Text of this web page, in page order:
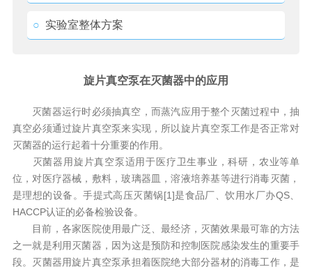
○ 实验室整体方案
旋片真空泵在灭菌器中的应用
灭菌器运行时必须抽真空，而蒸汽应用于整个灭菌过程中，抽
真空必须通过旋片真空泵来实现，所以旋片真空泵工作是否正常对
灭菌器的运行起着十分重要的作用。
灭菌器用旋片真空泵适用于医疗卫生事业，科研，农业等单
位，对医疗器械，敷料，玻璃器皿，溶液培养基等进行消毒灭菌，
是理想的设备。手提式高压灭菌锅[1]是食品厂、饮用水厂办QS、
HACCP认证的必备检验设备。
目前，各家医院使用最广泛、最经济，灭菌效果最可靠的方法
之一就是利用灭菌器，因为这是预防和控制医院感染发生的重要手
段。灭菌器用旋片真空泵承担着医院绝大部分器材的消毒工作，是